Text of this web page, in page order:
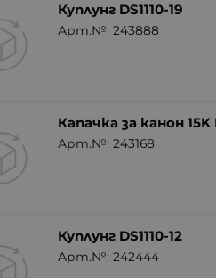
Куплунг DS1110-19
Арт.№: 243888
Капачка за канон 15K
Арт.№: 243168
Куплунг DS1110-12
Арт.№: 242444